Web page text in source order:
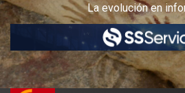
La evolución en